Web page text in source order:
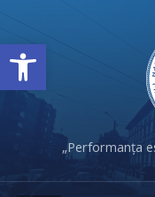
Deschide bara de unelte
„Performanța